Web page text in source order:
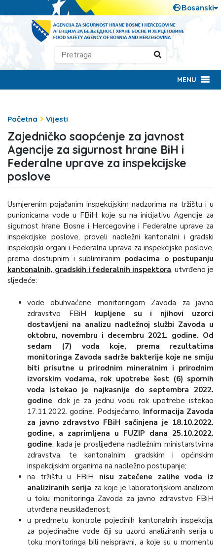
MENU
Početna Vijesti
Zajedničko saopćenje za javnost
Agencije za sigurnost hrane BiH i
Federalne uprave za inspekcijske
poslove
Usmjerenim pojačanim inspekcijskim nadzorima na tržištu i u
punionicama vode u FBiH, koje su na inicijativu Agencije za
sigurnost hrane Bosne i Hercegovine i Federalne uprave za
inspekcijske poslove, proveli nadležni kantonalni i gradski
inspekcijski organi i Federalna uprava za inspekcijske poslove,
prema dostupnim i sublimiranim podacima o postupanju
kantonalnih, gradskih i federalnih inspektora, utvrđeno je
sljedeće:
vode obuhvaćene monitoringom Zavoda za javno
zdravstvo FBiH kupljene su i njihovi uzorci
dostavljeni na analizu nadležnoj službi Zavoda u
oktobru, novembru i decembru 2021. godine. Od
sedam (7) voda koje, prema rezultatima
monitoringa Zavoda sadrže bakterije koje ne smiju
biti prisutne u prirodnim mineralnim i prirodnim
izvorskim vodama, rok upotrebe šest (6) spornih
voda istekao je najkasnije do septembra 2022.
godine, dok je za jednu vodu rok upotrebe istekao
17.11.2022. godine. Podsjećamo, Informacija Zavoda
za javno zdravstvo FBiH sačinjena je 18.10.2022.
godine, a zaprimljena u FUZIP dana 25.10.2022.
godine, kada je proslijeđena nadležnim ministarstvima
zdravstva, te kantonalnim, gradskim i općinskim
inspekcijskim organima na nadležno postupanje;
na tržištu u FBiH nisu zatečene zalihe voda iz
analiziranih serija za koje je laboratorijskom analizom
u toku monitoringa Zavoda za javno zdravstvo FBiH
utvrđena neusklađenost;
u predmetu kontrole pojedinih kantonalnih inspekcija,
za pojedinačne vode čiji su uzorci analiziranih serija u
toku monitoringa bili neispravni, a koje su u momentu